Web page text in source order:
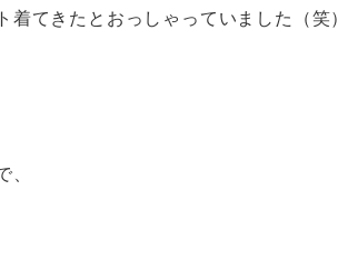
てきたとおっしゃっていました（笑）